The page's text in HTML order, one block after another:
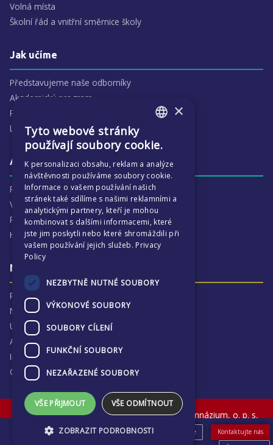
eShop Pro uchazeče Novinky & Akce
Kontaktujte nás
Volná místa
Školní řád a vnitřní směrnice školy
Jak učíme
Představujeme naše odborníky
Akademický program
Předmětové oblasti
Lidé
Aktivity
Proč je ECP tak zajímavé
Výchovná péče
Program :more
Harmonogram školního
Naše výsledky a příběhy
Proč jsme hrdí na ECP
Naše výsledky
Univerzitní destinace
Absolventi
Inspekční zprávy
Ochrana osobních údajů
© The English College in Prague - Anglické gymnázium, o. p. s.
Sokolovská 320, Praha 9, Czech Republic
×
Tyto webové stránky
používají soubory cookie.
K personalizaci obsahu, reklam a analýze
návštěvnosti používáme soubory cookie.
Informace o vašem používání našich
stránek také sdílíme s našimi reklamními a
analytickými partnery, kteří je mohou
kombinovat s dalšími informacemi, které
jste jim poskytli nebo které shromáždili při
vašem používání jejich služeb. Privacy
Policy
NEZBYTNĚ NUTNÉ SOUBORY
VÝKONOVÉ SOUBORY
SOUBORY CÍLENÍ
FUNKČNÍ SOUBORY
NEZAŘAZENÉ SOUBORY
VŠE PŘIJMOUT VŠE ODMÍTNOUT
ZOBRAZIT PODROBNOSTI